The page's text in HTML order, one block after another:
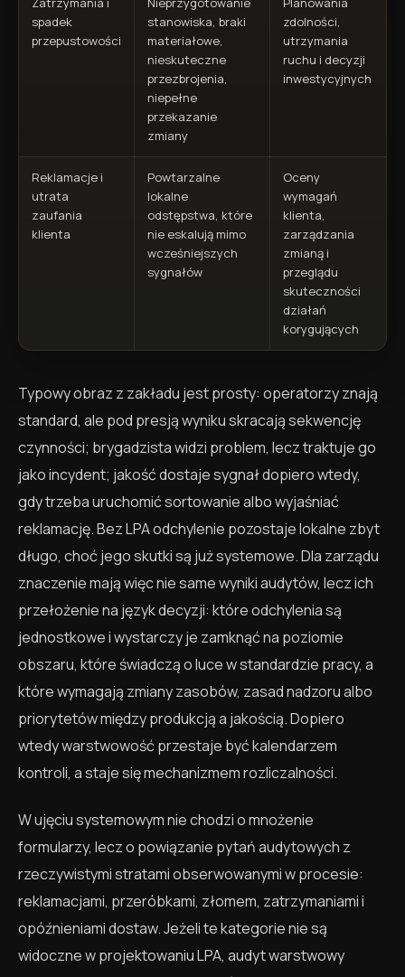
spadek
przepustowości
stanowiska, braki
materiałowe,
nieskuteczne
przezbrojenia,
niepełne
przekazanie
zmiany
zdolności,
utrzymania
ruchu i decyzji
inwestycyjnych
Reklamacje i
utrata
zaufania
klienta
Powtarzalne
lokalne
odstępstwa, które
nie eskalują mimo
wcześniejszych
sygnałów
Oceny
wymagań
klienta,
zarządzania
zmianą i
przeglądu
skuteczności
działań
korygujących
Typowy obraz z zakładu jest prosty: operatorzy znają
standard, ale pod presją wyniku skracają sekwencję
czynności; brygadzista widzi problem, lecz traktuje go
jako incydent; jakość dostaje sygnał dopiero wtedy,
gdy trzeba uruchomić sortowanie albo wyjaśniać
reklamację. Bez LPA odchylenie pozostaje lokalne zbyt
długo, choć jego skutki są już systemowe. Dla zarządu
znaczenie mają więc nie same wyniki audytów, lecz ich
przełożenie na język decyzji: które odchylenia są
jednostkowe i wystarczy je zamknąć na poziomie
obszaru, które świadczą o luce w standardzie pracy, a
które wymagają zmiany zasobów, zasad nadzoru albo
priorytetów między produkcją a jakością. Dopiero
wtedy warstwowość przestaje być kalendarzem
kontroli, a staje się mechanizmem rozliczalności.
W ujęciu systemowym nie chodzi o mnożenie
formularzy, lecz o powiązanie pytań audytowych z
rzeczywistymi stratami obserwowanymi w procesie:
reklamacjami, przeróbkami, złomem, zatrzymaniami i
opóźnieniami dostaw. Jeżeli te kategorie nie są
widoczne w projektowaniu LPA, audyt warstwowy